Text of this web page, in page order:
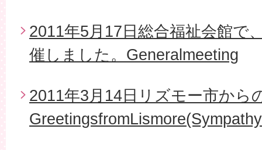
2011年5月17日総合福祉会館で
催しました。Generalmeeting
2011年3月14日リズモー市から